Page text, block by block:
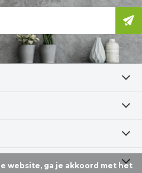
website, ga je akkoord met het